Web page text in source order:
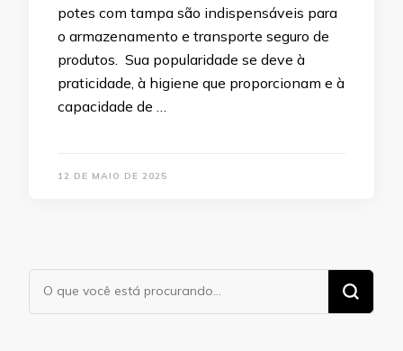
potes com tampa são indispensáveis para
o armazenamento e transporte seguro de
produtos. Sua popularidade se deve à
praticidade, à higiene que proporcionam e à
capacidade de …
12 DE MAIO DE 2025
Procurando
algo?